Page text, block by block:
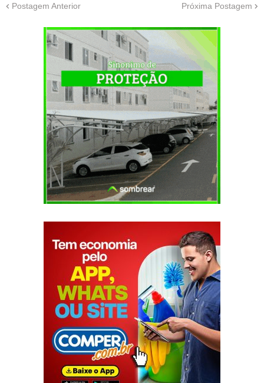
Postagem Anterior Próxima Postagem